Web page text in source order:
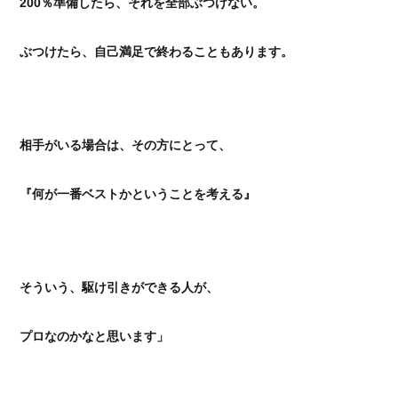
ぶつけたら、自己満足で終わることもあります。
相手がいる場合は、その方にとって、
『何が一番ベストかということを考える』
そういう、駆け引きができる人が、
プロなのかなと思います」